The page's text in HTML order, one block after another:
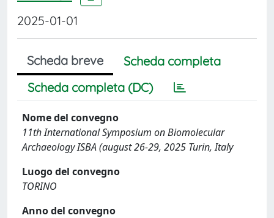
2025-01-01
Scheda breve
Scheda completa
Scheda completa (DC)
Nome del convegno
11th International Symposium on Biomolecular
Archaeology ISBA (august 26-29, 2025 Turin, Italy
Luogo del convegno
TORINO
Anno del convegno